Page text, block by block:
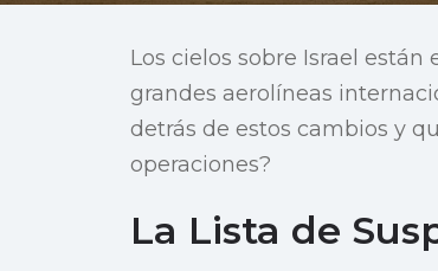
Los cielos sobre Israel
grandes aerolíneas
detrás de estos cambios y
operaciones?
La Lista de